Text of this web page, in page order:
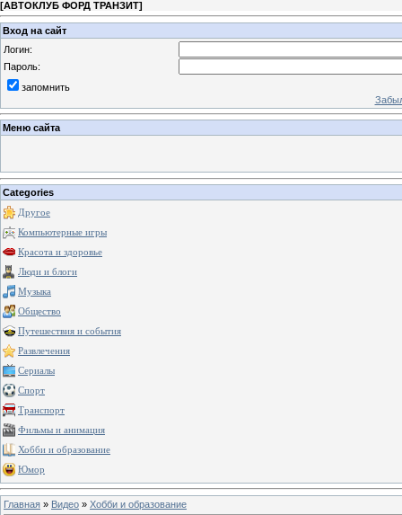
[АВТОКЛУБ ФОРД ТРАНЗИТ]
Вход на сайт
Логин:
Пароль:
запомнить
Меню сайта
Categories
Другое
Компьютерные игры
Красота и здоровье
Люди и блоги
Музыка
Общество
Путешествия и события
Развлечения
Сериалы
Спорт
Транспорт
Фильмы и анимация
Хобби и образование
Юмор
Главная » Видео » Хобби и образование